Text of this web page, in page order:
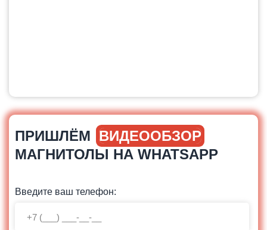
ПРИШЛЁМ ВИДЕООБЗОР
МАГНИТОЛЫ НА WHATSAPP
Введите ваш телефон: